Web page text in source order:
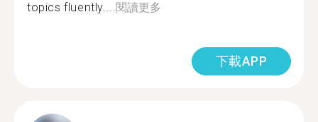
topics fluently....閱讀更多
下載APP